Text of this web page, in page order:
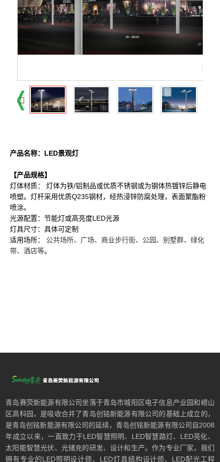
产品名称：LED景观灯
【产品规格】
灯体材质： 灯体为铁/铝制品或优质不锈钢或为钢体热镀锌后静电
喷塑。灯杆采用优质Q235钢材，经热浸锌防腐处理，表面聚酯粉
喷涂。
光源配置：节能灯或高亮度LED光源
灯具尺寸：具体可定制
适用场所： 公共场所、广场、商业步行街、公园、别墅群、绿化
带、酒店等。
青岛赛荧新能源有限公司坐落于青岛市城阳区电子信息产业园和崂山
区高科园，是吸收合并了青岛创铭新能源有限公司的基础上成立的，
是青岛创铭新能源有限公司的延续，青岛创铭新能源有限公司自2008
年成立以来，一直致力于LED智慧照明、LED智慧路灯、LED亮化、
太阳能智慧光伏、光储充的研发、设计和生产。作为专业厂家，我们
拥有专业的LED照明设计师、LED灯具结构设计师、LED配光工程